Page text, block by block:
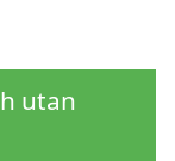
utan